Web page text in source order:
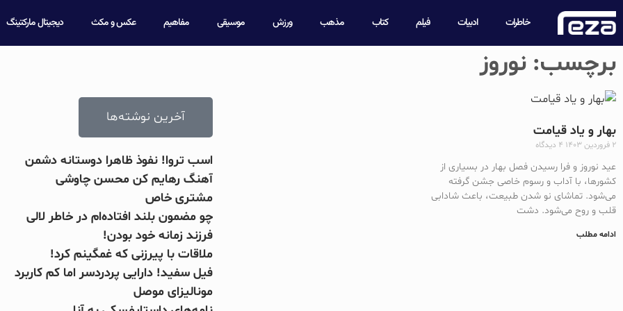
خاطرات ادبیات فیلم کتاب مذهب ورزش موسیقی مفاهیم عکس و مکث دیجیتال مارکتینگ
برچسب: نوروز
بهار و یاد قیامت
۲ فروردین ۱۴۰۳ ۴ دیدگاه
عید نوروز و فرا رسیدن فصل بهار در بسیاری از
کشور‌ها، با آداب و رسوم خاصی جشن گرفته
‌می‌شود. تماشای نو شدن طبیعت، باعث شادابی
قلب و روح می‌شود. دشت
ادامه مطلب
آخرین نوشته‌ها
اسب تروا! نفوذ ظاهرا دوستانه دشمن
آهنگ رهایم کن محسن چاوشی
مشتری خاص
چو مضمون بلند افتاده‌ام در خاطر لالی
فرزند زمانه خود بودن!
ملاقات با پیرزنی که غمگینم کرد!
فیل سفید! دارایی پردردسر اما کم کاربرد
مونالیزای موصل
جرج
بریل امبولو
جانلوکا
صلاح یا
کینگزلی